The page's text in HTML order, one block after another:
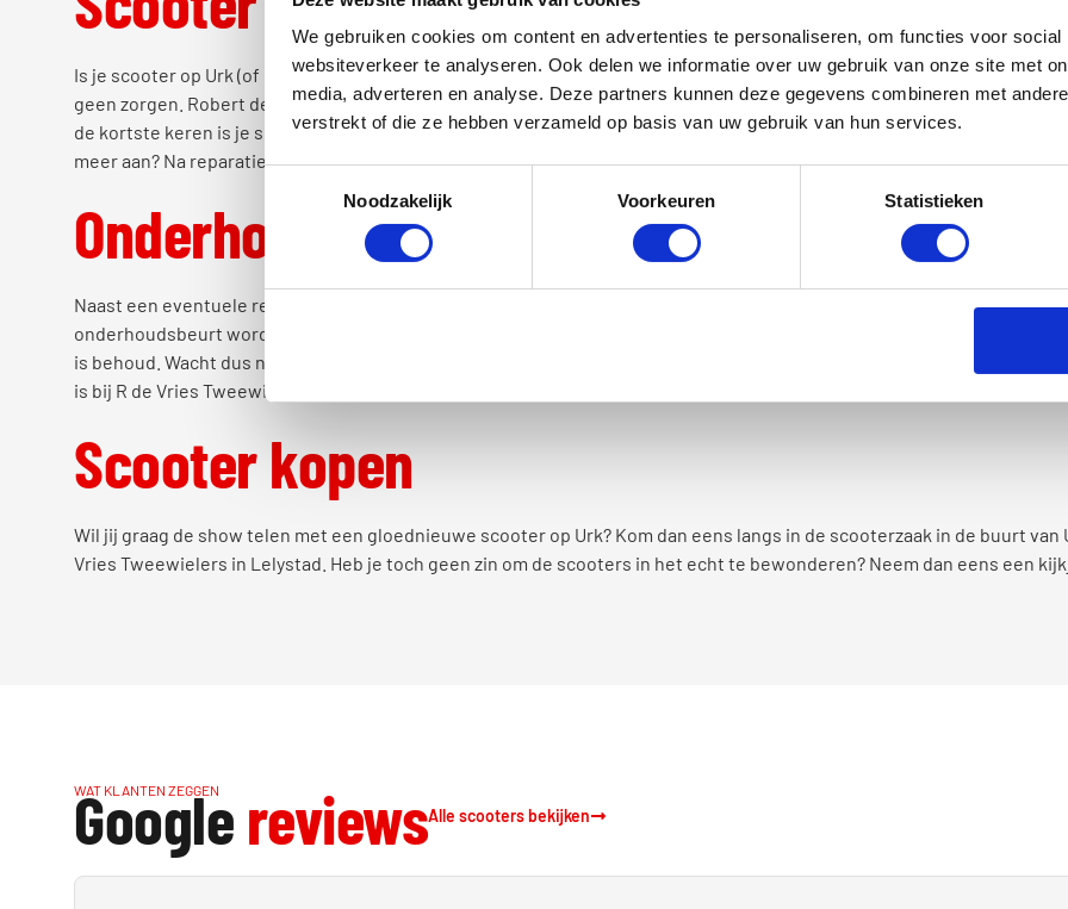
We gebruiken cookies om content en advertenties te personaliseren, om functies voor social
websiteverkeer te analyseren. Ook delen we informatie over uw gebruik van onze site met
media, adverteren en analyse. Deze partners kunnen deze gegevens combineren met
verstrekt of die ze hebben verzameld op basis van uw gebruik van hun services.
Noodzakelijk
Voorkeuren Statistieken
Is je scooter op Urk (of omliggende plaatsen Marknesse, Nagele, Kraggenburg, Ens, Bant, Creil, Espel of Rutten) kapot
geen zorgen. Robert de Vries Tweewielers zal jouw scooter op Urk repareren. Je scooter is bij onze scooterwinkel in
de kortste keren is je scooter weer helemaal de oude. Start de scooter nabij Urk ineens niet meer? Of geeft de
meer aan? Na reparatie voelt de scooter weer als nieuw!
Onderhoud scooter op Urk?
Naast een eventuele reparatie van je scooter, kun je ook bij onze scooterwinkel terecht voor een onderhoudsbeurt.
onderhoudsbeurt wordt de scooter helemaal onder de loep genomen. Hierdoor zullen eventuele problemen worden
is behoud. Wacht dus niet te lang met een onderhoudsbeurt voor je scooter want anders sta jij straks stil met je scooter
is bij R de Vries Tweewielers in goede handen!
Scooter kopen
Wil jij graag de show telen met een gloednieuwe scooter op Urk? Kom dan eens langs in de scooterzaak in de buurt van
Vries Tweewielers in Lelystad. Heb je toch geen zin om de scooters in het echt te bewonderen? Neem dan eens een
WAT KLANTEN ZEGGEN
GooglereviewsAlle scooters bekijken